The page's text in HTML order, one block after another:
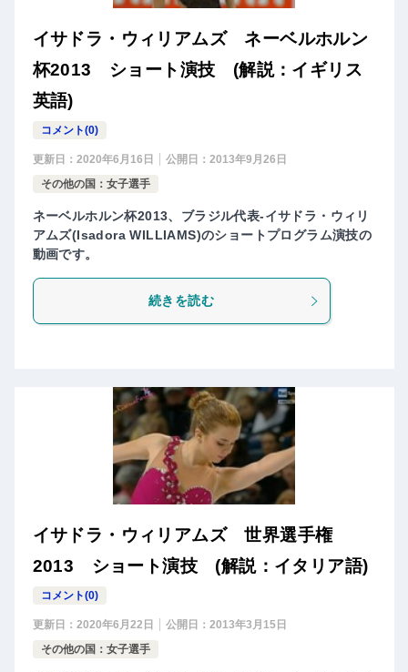
イサドラ・ウィリアムズ ネーベルホルン
杯2013 ショート演技 (解説：イギリス
英語)
コメント(0)
更新日： 2020年6月16日 公開日： 2013年9月26日
その他の国：女子選手
ネーベルホルン杯2013、ブラジル代表-イサドラ・ウィリ
アムズ(Isadora WILLIAMS)のショートプログラム演技の
動画です。
続きを読む
イサドラ・ウィリアムズ 世界選手権
2013 ショート演技 (解説：イタリア語)
コメント(0)
更新日： 2020年6月22日 公開日： 2013年3月15日
その他の国：女子選手